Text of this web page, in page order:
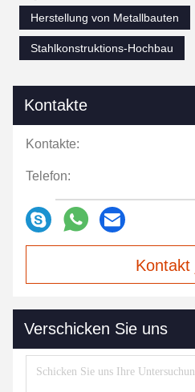
Herstellung von Metallbauten
Stahlkonstruktions-Hochbau
Kontakte
Kontakte:
Telefon:
Kontakt
Verschicken Sie uns